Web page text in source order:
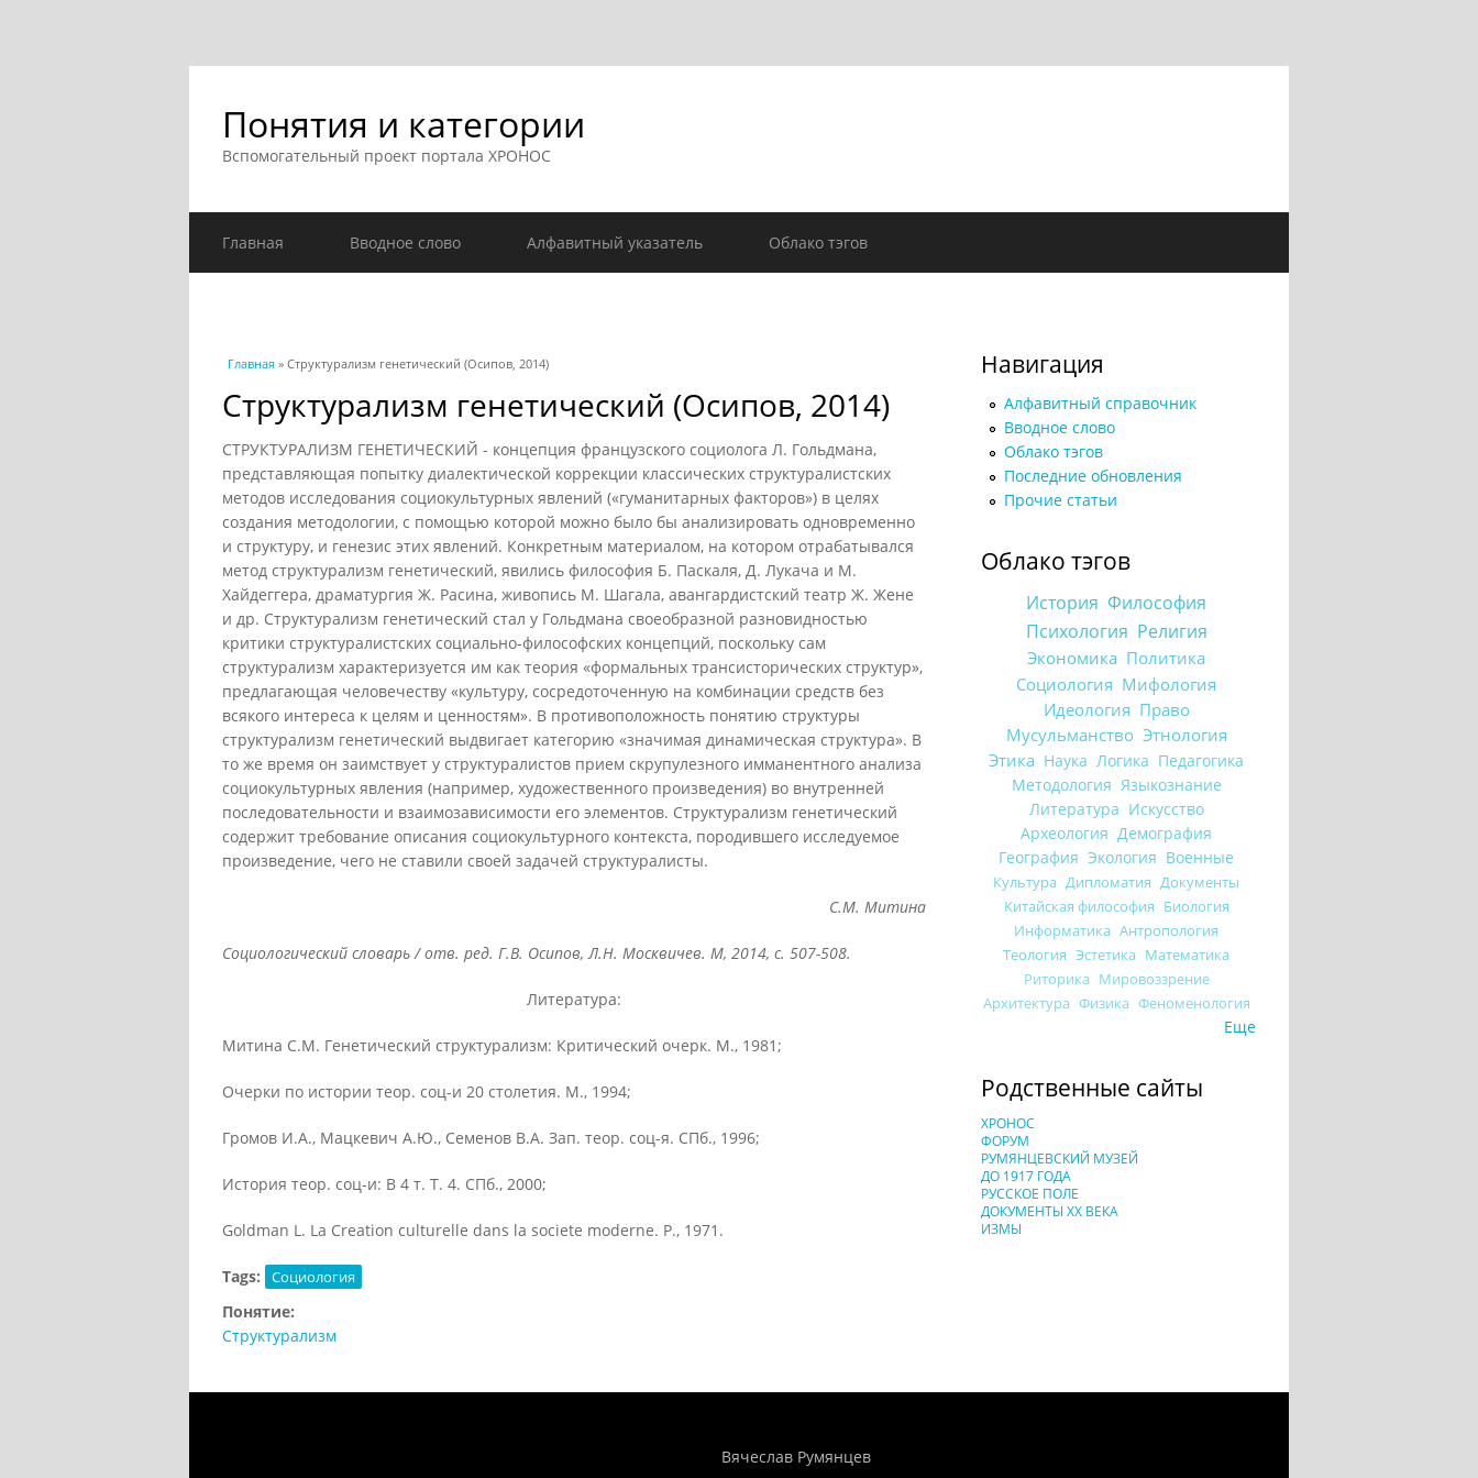
Понятия и категории
Вспомогательный проект портала ХРОНОС
Главная Вводное слово Алфавитный указатель Облако тэгов
Вы здесь
Главная » Структурализм генетический (Осипов, 2014)
Структурализм генетический (Осипов, 2014)
СТРУКТУРАЛИЗМ ГЕНЕТИЧЕСКИЙ - концепция французского социолога Л. Гольдмана,
представляющая попытку диалектической коррекции классических структуралистских
методов исследования социокультурных явлений («гуманитарных факторов») в целях
создания методологии, с помощью которой можно было бы анализировать одновременно
и структуру, и генезис этих явлений. Конкретным материалом, на котором отрабатывался
метод структурализм генетический, явились философия Б. Паскаля, Д. Лукача и М.
Хайдеггера, драматургия Ж. Расина, живопись М. Шагала, авангардистский театр Ж. Жене
и др. Структурализм генетический стал у Гольдмана своеобразной разновидностью
критики структуралистских социально-философских концепций, поскольку сам
структурализм характеризуется им как теория «формальных трансисторических структур»,
предлагающая человечеству «культуру, сосредоточенную на комбинации средств без
всякого интереса к целям и ценностям». В противоположность понятию структуры
структурализм генетический выдвигает категорию «значимая динамическая структура». В
то же время он заимствует у структуралистов прием скрупулезного имманентного анализа
социокультурных явления (например, художественного произведения) во внутренней
последовательности и взаимозависимости его элементов. Структурализм генетический
содержит требование описания социокультурного контекста, породившего исследуемое
произведение, чего не ставили своей задачей структуралисты.
С.М. Митина
Социологический словарь / отв. ред. Г.В. Осипов, Л.Н. Москвичев. М, 2014, с. 507-508.
Литература:
Митина С.М. Генетический структурализм: Критический очерк. М., 1981;
Очерки по истории теор. соц-и 20 столетия. М., 1994;
Громов И.А., Мацкевич А.Ю., Семенов В.А. Зап. теор. соц-я. СПб., 1996;
История теор. соц-и: В 4 т. Т. 4. СПб., 2000;
Goldman L. La Creation culturelle dans la societe moderne. P., 1971.
Tags: Социология
Понятие:
Структурализм
Навигация
Алфавитный справочник
Вводное слово
Облако тэгов
Последние обновления
Прочие статьи
Облако тэгов
История Философия
Психология Религия
Экономика Политика
Социология Мифология
Идеология Право
Мусульманство Этнология
Этика Наука Логика Педагогика
Методология Языкознание
Литература Искусство
Археология Демография
География Экология Военные
Культура Дипломатия Документы
Китайская философия Биология
Информатика Антропология
Теология Эстетика Математика
Риторика Мировоззрение
Архитектура Физика Феноменология
Еще
Родственные сайты
ХРОНОС
ФОРУМ
РУМЯНЦЕВСКИЙ МУЗЕЙ
ДО 1917 ГОДА
РУССКОЕ ПОЛЕ
ДОКУМЕНТЫ XX ВЕКА
ИЗМЫ
Вячеслав Румянцев